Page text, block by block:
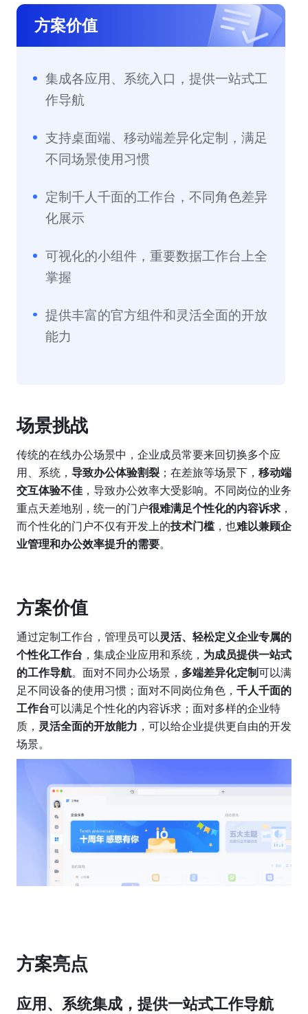
方案价值
集成各应用、系统入口，提供一站式工
作导航
支持桌面端、移动端差异化定制，满足
不同场景使用习惯
定制千人千面的工作台，不同角色差异
化展示
可视化的小组件，重要数据工作台上全
掌握
提供丰富的官方组件和灵活全面的开放
能力
场景挑战
传统的在线办公场景中，企业成员常要来回切换多个应
用、系统， 导致办公体验割裂；在差旅等场景下， 移动端
交互体验不佳，导致办公效率大受影响。不同岗位的业务
重点天差地别，统一的门户很难满足个性化的内容诉求，
而个性化的门户不仅有开发上的技术门槛，也难以兼顾企
业管理和办公效率提升的需要。
方案价值
通过定制工作台，管理员可以 灵活、轻松定义企业专属的
个性化工作台 ，集成企业应用和系统， 为成员提供一站式
的工作导航。面对不同办公场景， 多端差异化定制可以满
足不同设备的使用习惯；面对不同岗位角色， 千人千面的
工作台可以满足个性化的内容诉求；面对多样的企业特
质， 灵活全面的开放能力 ，可以给企业提供更自由的开发
场景。
方案亮点
应用、系统集成，提供一站式工作导航